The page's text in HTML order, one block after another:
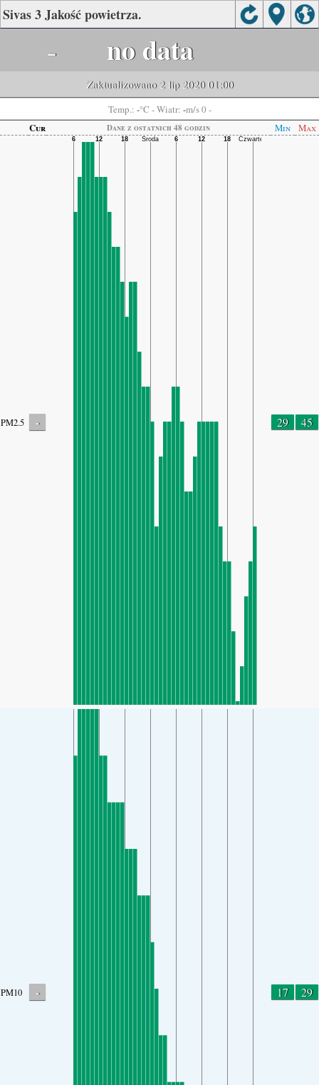
Sivas 3 Jakość powietrza.
- no data
Zaktualizowano 2 lip 2020 01:00
Temp.: -°C - Wiatr: -m/s 0 -
Cur
Dane z ostatnich 48 godzin Min Max
PM2.5 - 29 45
PM10 - 17 29